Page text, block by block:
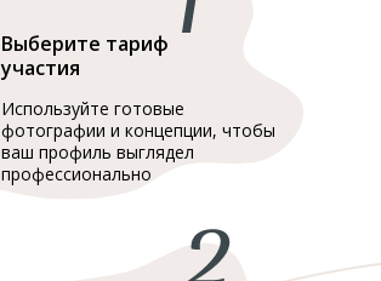
Выберите тариф
участия
Используйте готовые
фотографии и концепции, чтобы
ваш профиль выглядел
профессионально